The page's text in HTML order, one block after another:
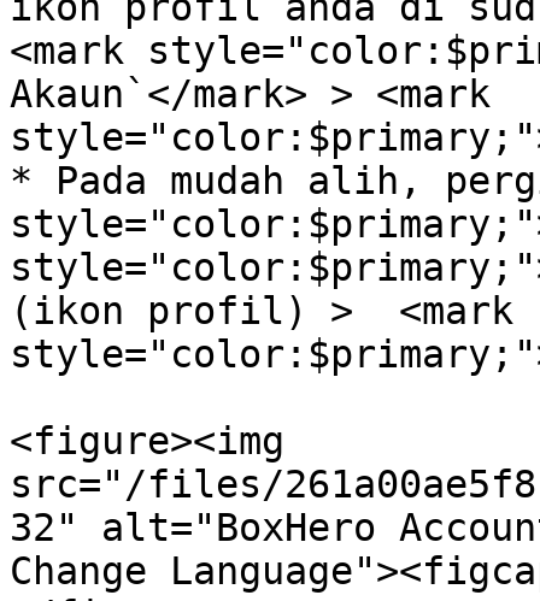
<mark
Akaun`</mark> > <mark
* Pada mudah alih,
(ikon profil) >  <mark
<figure><img
src="/files/
32" alt="BoxHero
Change